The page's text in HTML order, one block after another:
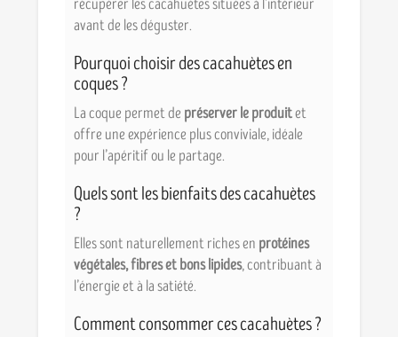
récupérer les cacahuètes situées à l’intérieur
avant de les déguster.
Pourquoi choisir des cacahuètes en
coques ?
La coque permet de préserver le produitet
offre une expérience plus conviviale, idéale
pour l’apéritif ou le partage.
Quels sont les bienfaits des cacahuètes
?
Elles sont naturellement riches en protéines
végétales, fibres et bons lipides, contribuant à
l’énergie et à la satiété.
Comment consommer ces cacahuètes ?